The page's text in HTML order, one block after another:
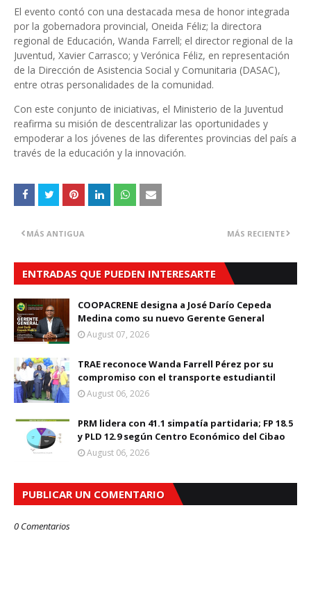
El evento contó con una destacada mesa de honor integrada
por la gobernadora provincial, Oneida Féliz; la directora
regional de Educación, Wanda Farrell; el director regional de la
Juventud, Xavier Carrasco; y Verónica Féliz, en representación
de la Dirección de Asistencia Social y Comunitaria (DASAC),
entre otras personalidades de la comunidad.
Con este conjunto de iniciativas, el Ministerio de la Juventud
reafirma su misión de descentralizar las oportunidades y
empoderar a los jóvenes de las diferentes provincias del país a
través de la educación y la innovación.
MÁS RECIENTE
MÁS ANTIGUA
ENTRADAS QUE PUEDEN INTERESARTE
COOPACRENE designa a José Darío Cepeda
Medina como su nuevo Gerente General
August 07, 2026
TRAE reconoce Wanda Farrell Pérez por su
compromiso con el transporte estudiantil
August 06, 2026
PRM lidera con 41.1 simpatía partidaria; FP 18.5
y PLD 12.9 según Centro Económico del Cibao
August 06, 2026
PUBLICAR UN COMENTARIO
0 Comentarios